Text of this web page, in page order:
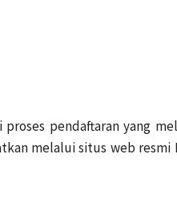
pendaftaran yang
melalui situs web resmi